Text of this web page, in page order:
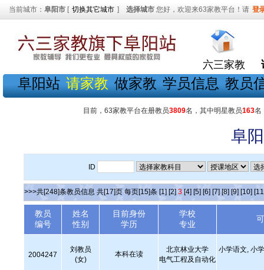
当前城市： 阜阳市 [ 切换其它城市 ] 选择城市 您好，欢迎来63家教平台！请 登
六三家教
阜阳站 请家教 做家教 学员信息 教员
目前，63家教平台在册教员3809名，其中明星教员163名
阜
ID
>>>共[248]条教员信息 共[17]页 每页[15]条 [1] [2] 3 [4] [5] [6] [7] [8] [9] [10]
教员
编号
姓名
性别
目前身份
学历
学校
专业
2004247
刘教员
(女)
本科在读
北京林业大学
电气工程及自动化
小学语文, 小